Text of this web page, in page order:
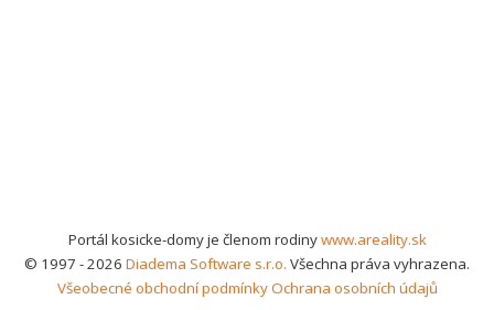
Portál kosicke-domy je členom rodinywww.areality.sk
© 1997 - 2026 Diadema Software s.r.o. Všechna práva vyhrazena.
Všeobecné obchodní podmínkyOchrana osobních údajů